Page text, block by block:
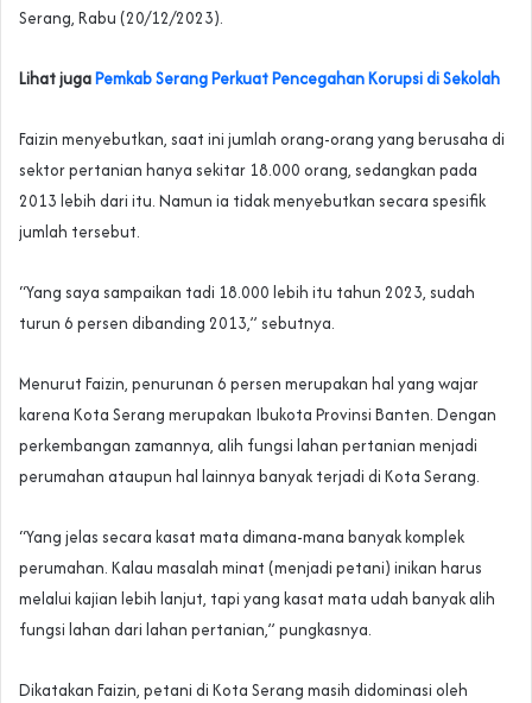
Serang, Rabu (20/12/2023).
Lihat jugaPemkab Serang Perkuat Pencegahan Korupsi di Sekolah
Faizin menyebutkan, saat ini jumlah orang-orang yang berusaha di
sektor pertanian hanya sekitar 18.000 orang, sedangkan pada
2013 lebih dari itu. Namun ia tidak menyebutkan secara spesifik
jumlah tersebut.
“Yang saya sampaikan tadi 18.000 lebih itu tahun 2023, sudah
turun 6 persen dibanding 2013,” sebutnya.
Menurut Faizin, penurunan 6 persen merupakan hal yang wajar
karena Kota Serang merupakan Ibukota Provinsi Banten. Dengan
perkembangan zamannya, alih fungsi lahan pertanian menjadi
perumahan ataupun hal lainnya banyak terjadi di Kota Serang.
“Yang jelas secara kasat mata dimana-mana banyak komplek
perumahan. Kalau masalah minat (menjadi petani) inikan harus
melalui kajian lebih lanjut, tapi yang kasat mata udah banyak alih
fungsi lahan dari lahan pertanian,” pungkasnya.
Dikatakan Faizin, petani di Kota Serang masih didominasi oleh